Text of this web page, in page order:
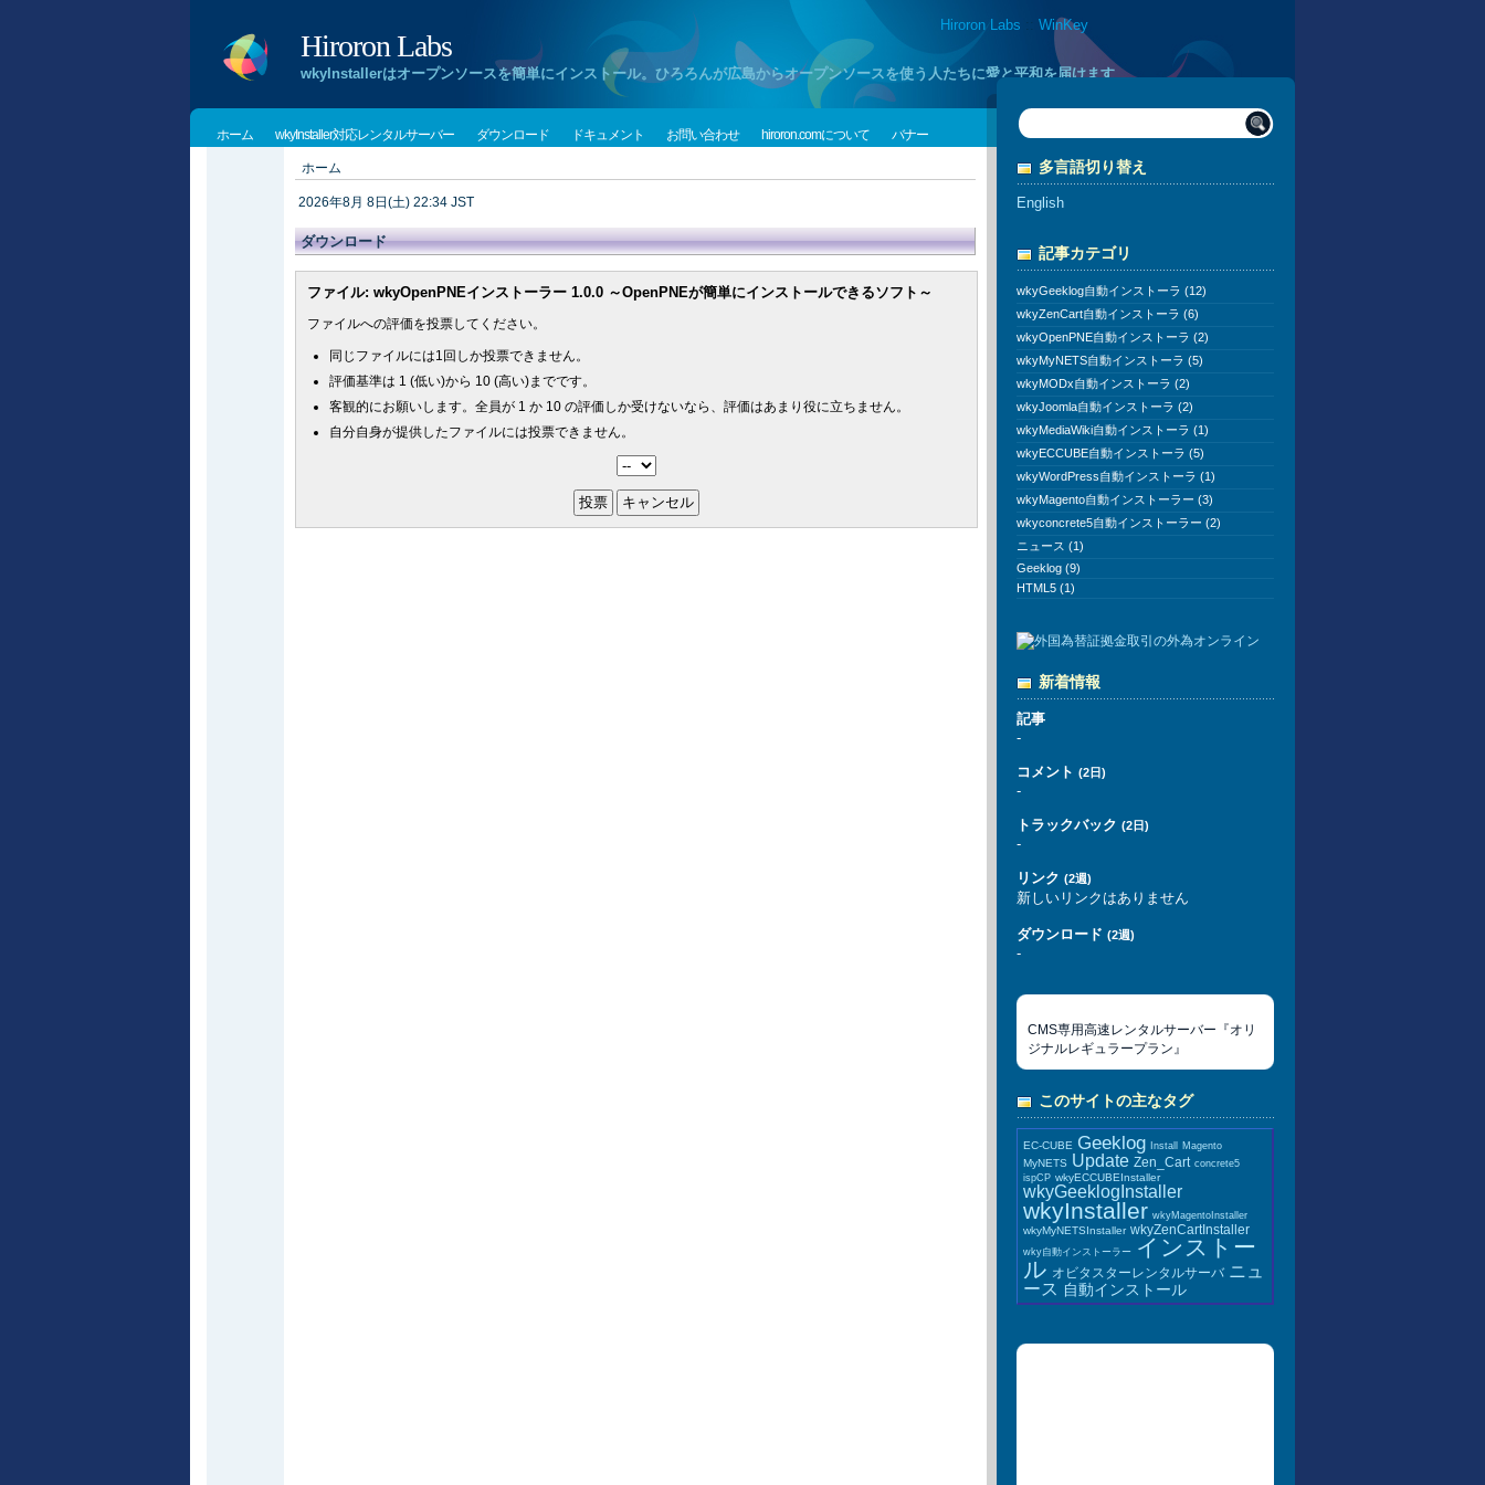
Hiroron Labs :: WinKey
Hiroron Labs
wkyInstallerはオープンソースを簡単にインストール。ひろろんが広島からオープンソースを使う人たちに愛と平和を届けます
ホーム wkyInstaller対応レンタルサーバー ダウンロード ドキュメント お問い合わせ hiroron.comについて バナー
ホーム
2026年8月 8日(土) 22:34 JST
ダウンロード
ファイル: wkyOpenPNEインストーラー 1.0.0 ～OpenPNEが簡単にインストールできるソフト～
ファイルへの評価を投票してください。
同じファイルには1回しか投票できません。
評価基準は 1 (低い)から 10 (高い)までです。
客観的にお願いします。全員が 1 か 10 の評価しか受けないなら、評価はあまり役に立ちません。
自分自身が提供したファイルには投票できません。
多言語切り替え
English
記事カテゴリ
wkyGeeklog自動インストーラ (12)
wkyZenCart自動インストーラ (6)
wkyOpenPNE自動インストーラ (2)
wkyMyNETS自動インストーラ (5)
wkyMODx自動インストーラ (2)
wkyJoomla自動インストーラ (2)
wkyMediaWiki自動インストーラ (1)
wkyECCUBE自動インストーラ (5)
wkyWordPress自動インストーラ (1)
wkyMagento自動インストーラー (3)
wkyconcrete5自動インストーラー (2)
ニュース (1)
Geeklog (9)
HTML5 (1)
新着情報
記事
-
コメント (2日)
-
トラックバック (2日)
-
リンク (2週)
新しいリンクはありません
ダウンロード (2週)
-
CMS専用高速レンタルサーバー『オリ
ジナルレギュラープラン』
このサイトの主なタグ
EC-CUBE Geeklog Install Magento
MyNETS Update Zen_Cart concrete5
ispCP wkyECCUBEInstaller
wkyGeeklogInstaller
wkyInstaller wkyMagentoInstaller
wkyMyNETSInstaller wkyZenCartInstaller
wky自動インストーラー インストー
ル オビタスターレンタルサーバ ニュ
ース 自動インストール